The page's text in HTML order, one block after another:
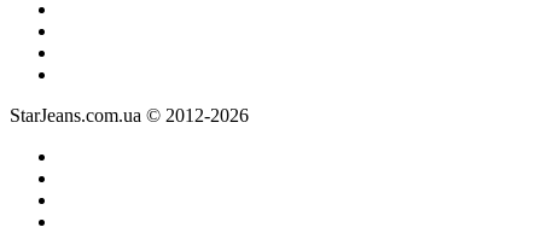
StarJeans.com.ua © 2012-2026